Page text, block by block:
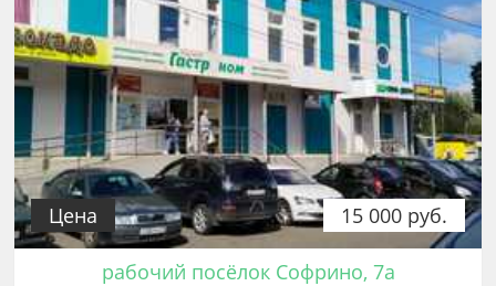
15 000 руб.
Цена
рабочий посёлок Софрино, 7а